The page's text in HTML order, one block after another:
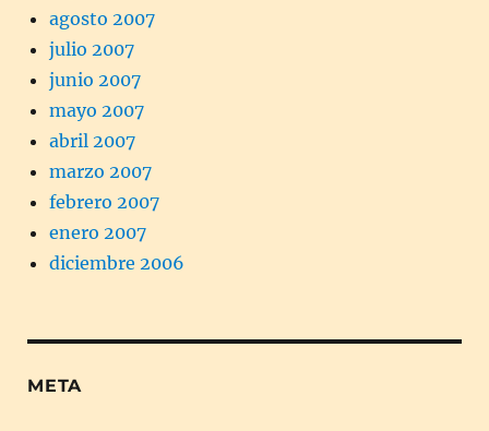
agosto 2007
julio 2007
junio 2007
mayo 2007
abril 2007
marzo 2007
febrero 2007
enero 2007
diciembre 2006
META